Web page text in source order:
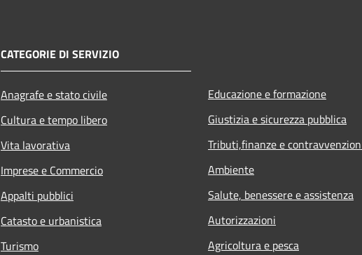
CATEGORIE DI SERVIZIO
Anagrafe e stato civile
Cultura e tempo libero
Vita lavorativa
Imprese e Commercio
Appalti pubblici
Catasto e urbanistica
Turismo
Educazione e formazione
Giustizia e sicurezza pubblica
Tributi,finanze e
Ambiente
Salute, benessere e assistenza
Autorizzazioni
Agricoltura e pesca